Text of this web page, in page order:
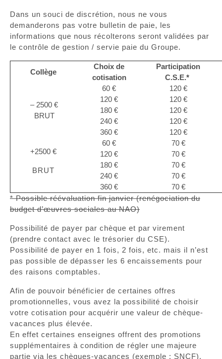
Dans un souci de discrétion, nous ne vous
demanderons pas votre bulletin de paie, les
informations que nous récolterons seront validées par
le contrôle de gestion / servie paie du Groupe.
Collège
Choix de
cotisation
Participation
C.S.E.*
– 2500 €
BRUT
60 €
120 €
120 €
120 €
180 €
120 €
240 €
120 €
360 €
120 €
+2500 €
BRUT
60 €
70 €
120 €
70 €
180 €
70 €
240 €
70 €
360 €
70 €
* Possible réévaluation fin janvier (renégociation du
budget d’œuvres sociales au NAO)
Possibilité de payer par chèque et par virement
(prendre contact avec le trésorier du CSE).
Possibilité de payer en 1 fois, 2 fois, etc. mais il n’est
pas possible de dépasser les 6 encaissements pour
des raisons comptables.
Afin de pouvoir bénéficier de certaines offres
promotionnelles, vous avez la possibilité de choisir
votre cotisation pour acquérir une valeur de chèque-
vacances plus élevée.
En effet certaines enseignes offrent des promotions
supplémentaires à condition de régler une majeure
partie via les chèques-vacances (exemple : SNCF).